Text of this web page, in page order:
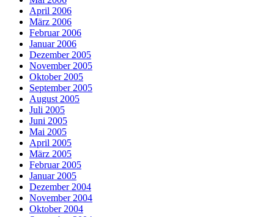
April 2006
März 2006
Februar 2006
Januar 2006
Dezember 2005
November 2005
Oktober 2005
September 2005
August 2005
Juli 2005
Juni 2005
Mai 2005
April 2005
März 2005
Februar 2005
Januar 2005
Dezember 2004
November 2004
Oktober 2004